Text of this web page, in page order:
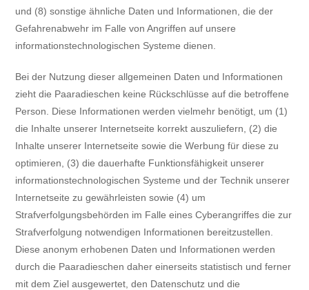
und (8) sonstige ähnliche Daten und Informationen, die der
Gefahrenabwehr im Falle von Angriffen auf unsere
informationstechnologischen Systeme dienen.
Bei der Nutzung dieser allgemeinen Daten und Informationen
zieht die Paaradieschen keine Rückschlüsse auf die betroffene
Person. Diese Informationen werden vielmehr benötigt, um (1)
die Inhalte unserer Internetseite korrekt auszuliefern, (2) die
Inhalte unserer Internetseite sowie die Werbung für diese zu
optimieren, (3) die dauerhafte Funktionsfähigkeit unserer
informationstechnologischen Systeme und der Technik unserer
Internetseite zu gewährleisten sowie (4) um
Strafverfolgungsbehörden im Falle eines Cyberangriffes die zur
Strafverfolgung notwendigen Informationen bereitzustellen.
Diese anonym erhobenen Daten und Informationen werden
durch die Paaradieschen daher einerseits statistisch und ferner
mit dem Ziel ausgewertet, den Datenschutz und die